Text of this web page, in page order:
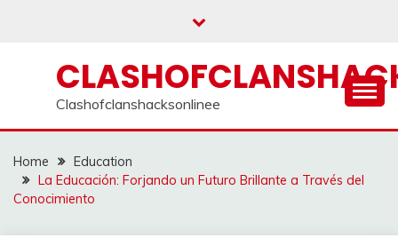
Clashofclanshacksonlinee
Home
Education
La Educación: Forjando un Futuro Brillante a Través del
Conocimiento